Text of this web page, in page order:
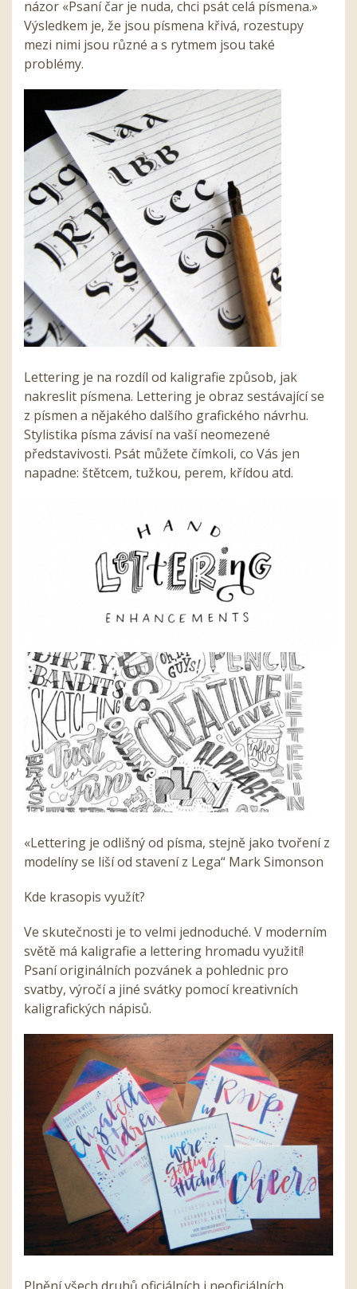
názor «Psaní čar je nuda, chci psát celá písmena.»
Výsledkem je, že jsou písmena křivá, rozestupy
mezi nimi jsou různé a s rytmem jsou také
problémy.
Lettering je na rozdíl od kaligrafie způsob, jak
nakreslit písmena. Lettering je obraz sestávající se
z písmen a nějakého dalšího grafického návrhu.
Stylistika písma závisí na vaší neomezené
představivosti. Psát můžete čímkoli, co Vás jen
napadne: štětcem, tužkou, perem, křídou atd.
«Lettering je odlišný od písma, stejně jako tvoření z
modelíny se liší od stavení z Lega“ Mark Simonson
Kde krasopis využít?
Ve skutečnosti je to velmi jednoduché. V moderním
světě má kaligrafie a lettering hromadu využití!
Psaní originálních pozvánek a pohlednic pro
svatby, výročí a jiné svátky pomocí kreativních
kaligrafických nápisů.